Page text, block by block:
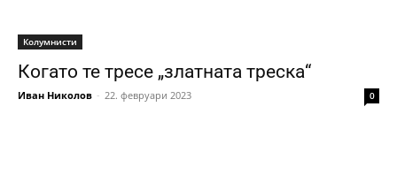
Колумнисти
Когато те тресе „златната треска“
Иван Николов - 22. февруари 2023 0